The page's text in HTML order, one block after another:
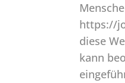
https://
diese
kann